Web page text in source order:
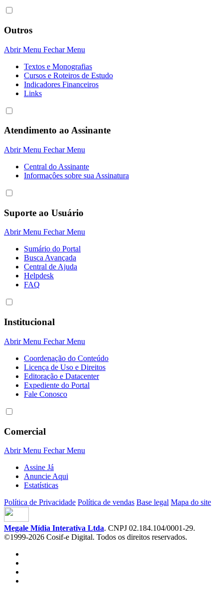
Outros
Abrir Menu Fechar Menu
Textos e Monografias
Cursos e Roteiros de Estudo
Indicadores Financeiros
Links
Atendimento ao Assinante
Abrir Menu Fechar Menu
Central do Assinante
Informaçôes sobre sua Assinatura
Suporte ao Usuário
Abrir Menu Fechar Menu
Sumário do Portal
Busca Avançada
Central de Ajuda
Helpdesk
FAQ
Institucional
Abrir Menu Fechar Menu
Coordenação do Conteúdo
Licença de Uso e Direitos
Editoração e Datacenter
Expediente do Portal
Fale Conosco
Comercial
Abrir Menu Fechar Menu
Assine Já
Anuncie Aqui
Estatísticas
Política de Privacidade Política de vendas Base legal Mapa do site
Megale Mídia Interativa Ltda. CNPJ 02.184.104/0001-29.
©1999-2026 Cosif-e Digital. Todos os direitos reservados.